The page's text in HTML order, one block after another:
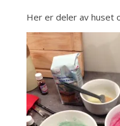
Her er deler av huset